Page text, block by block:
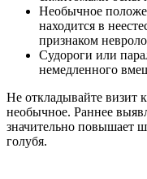
Необычное
находится в
признаком
Судороги или
немедленного
Не откладывайте визит
необычное. Раннее
значительно повышает
голубя.